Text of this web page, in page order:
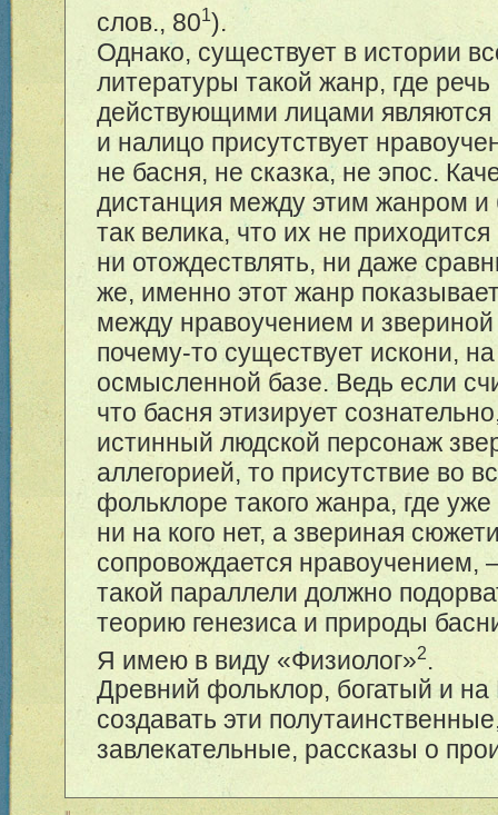
слов., 801).
Однако, существует в истории
литературы такой жанр, где
действующими лицами
и налицо присутствует
не басня, не сказка, не эпос.
дистанция между этим жанром и
так велика, что их не приходится
ни отождествлять, ни даже
же, именно этот жанр
между нравоучением и
почему-то существует искони,
осмысленной базе. Ведь если
что басня этизирует
истинный людской персонаж
аллегорией, то присутствие во
фольклоре такого жанра, где
ни на кого нет, а звериная
сопровождается нравоучением,
такой параллели должно
теорию генезиса и природы
Я имею в виду «Физиолог»2.
Древний фольклор, богатый и
создавать эти
завлекательные, рассказы о